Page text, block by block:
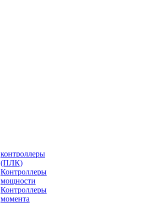
контроллеры
(ПЛК)
Контроллеры
мощности
Контроллеры
момента